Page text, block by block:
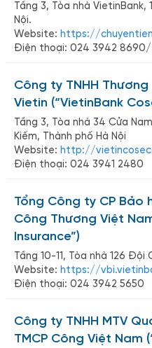
Tầng 3, Tòa nhà
Nội.
Website: https://
Điện thoại: 024 3942 8690/
Công ty TNHH
Vietin (“VietinBank
Tầng 3, Tòa nhà 34 Cửa
Kiếm, Thành phố Hà Nội
Website: http://
Điện thoại: 024 3941 2480
Tổng Công ty CP Bảo
Công Thương Việt
Insurance”)
Tầng 10-11, Tòa nhà 126 Đội
Website: https://
Điện thoại: 024 3942 5650
Công ty TNHH MTV
TMCP Công Việt Nam